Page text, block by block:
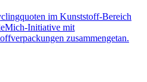
im Kunststoff-Bereich
Initiative mit
zusammengetan.